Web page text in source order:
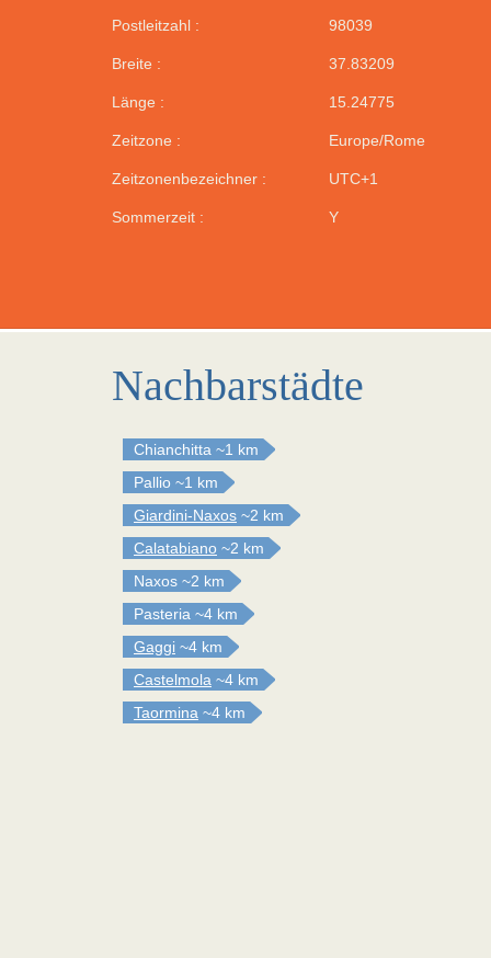
Postleitzahl : 98039
Breite : 37.83209
Länge : 15.24775
Zeitzone : Europe/Rome
Zeitzonenbezeichner : UTC+1
Sommerzeit : Y
Nachbarstädte
Chianchitta ~1 km
Pallio ~1 km
Giardini-Naxos ~2 km
Calatabiano ~2 km
Naxos ~2 km
Pasteria ~4 km
Gaggi ~4 km
Castelmola ~4 km
Taormina ~4 km